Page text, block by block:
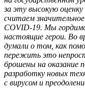
за эту высокую
считаем
COVID-19. Мы
настоящие герои. Во
думали о том, как
пережить это
брошены на оказание
разработку новых
с вирусом и